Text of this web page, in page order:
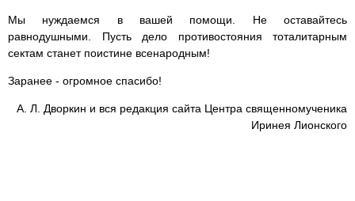
Мы нуждаемся в вашей помощи. Не оставайтесь
равнодушными. Пусть дело противостояния тоталитарным
сектам станет поистине всенародным!
Заранее - огромное спасибо!
А. Л. Дворкин и вся редакция сайта Центра священномученика
Иринея Лионского